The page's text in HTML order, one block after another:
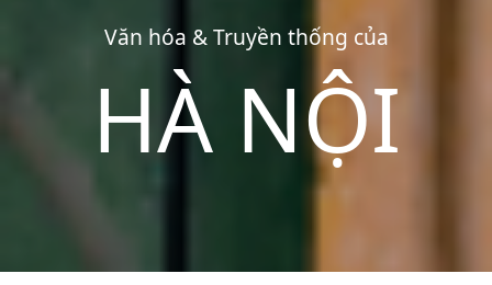
Văn hóa & Truyền thống của
HÀ NỘI